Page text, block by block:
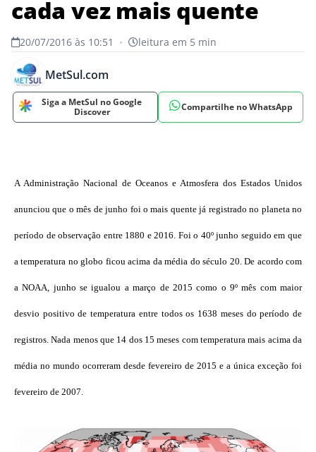
cada vez mais quente
20/07/2016 às 10:51 • leitura em 5 min
MetSul.com
Siga a MetSul no Google
Discover
Compartilhe no WhatsApp
A Administração Nacional de Oceanos e Atmosfera dos Estados Unidos
anunciou que o mês de junho foi o mais quente já registrado no planeta no
período de observação entre 1880 e 2016. Foi o 40º junho seguido em que
a temperatura no globo ficou acima da média do século 20. De acordo com
a NOAA, junho se igualou a março de 2015 como o 9º mês com maior
desvio positivo de temperatura entre todos os 1638 meses do período de
registros. Nada menos que 14 dos 15 meses com temperatura mais acima da
média no mundo ocorreram desde fevereiro de 2015 e a única exceção foi
fevereiro de 2007.